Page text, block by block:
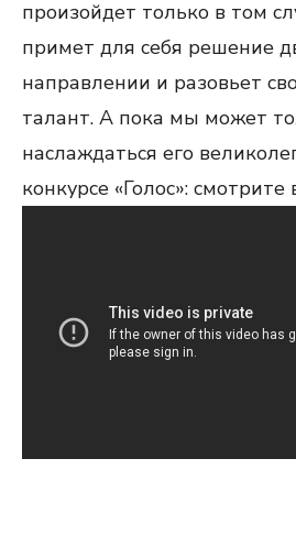
произойдет только в том
примет для себя решение
направлении и разовьет
талант. А пока мы может
наслаждаться его
конкурсе «Голос»: